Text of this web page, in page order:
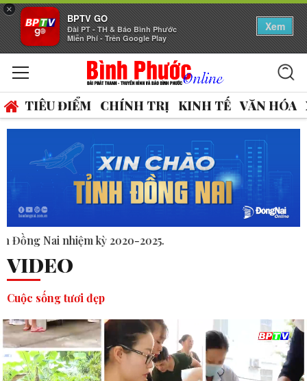
×
BPTV GO
Đài PT - TH & Báo Bình Phước
Miễn Phí - Trên Google Play
Xem
TIÊU ĐIỂM CHÍNH TRỊ KINH TẾ VĂN HÓA
VIDEO
Cuộc sống tươi đẹp